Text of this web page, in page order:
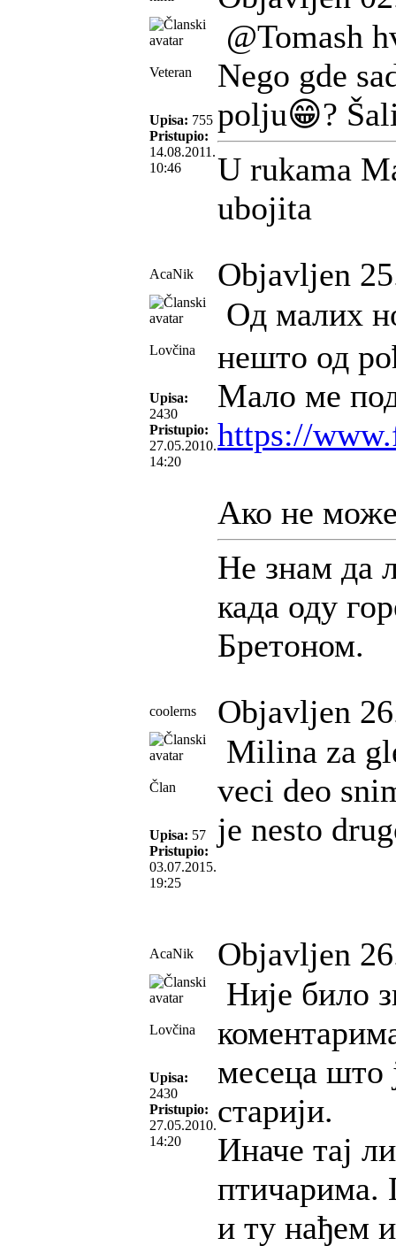
Veteran
Upisa: 755
Pristupio:
14.08.2011.
10:46
@Tomash
Nego gde
polju😁?
U rukama
ubojita
AcaNik Objavljen
Lovčina
Upisa:
2430
Pristupio:
27.05.2010.
14:20
Од малих
нешто од
Мало ме
https://
Ако не може
Не знам да
када оду
Бретоном.
coolerns Objavljen
Član
Upisa: 57
Pristupio:
03.07.2015.
19:25
Milina za
veci deo
je nesto
AcaNik Objavljen
Lovčina
Upisa:
2430
Pristupio:
27.05.2010.
14:20
Није било
месеца што
старији.
Иначе тај
птичарима.
и ту нађем